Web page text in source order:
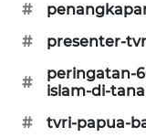
#
#
presenter-
#
peringatan-
islam-di-
#
tvri-papua-
NEWS
NEWS
BERKAT